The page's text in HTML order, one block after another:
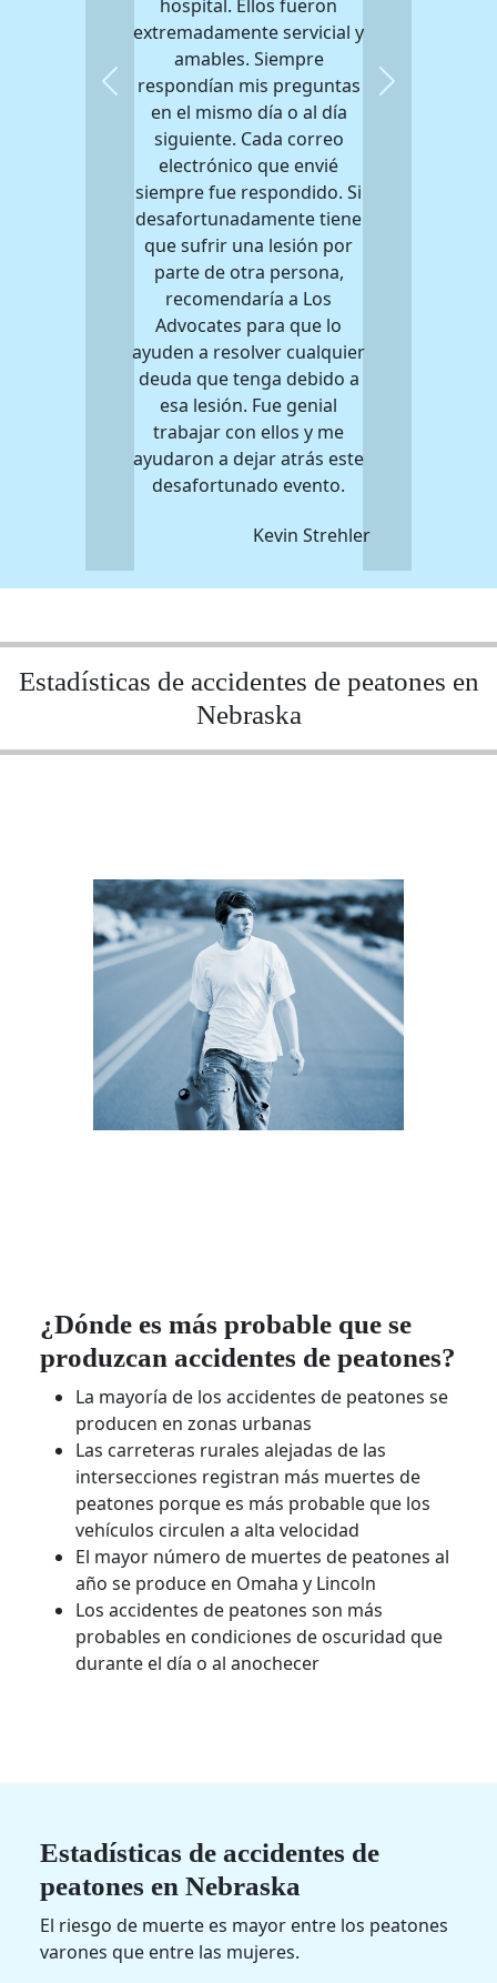
hospital. Ellos fueron
extremadamente servicial y
amables. Siempre
respondían mis preguntas
en el mismo día o al día
siguiente. Cada correo
electrónico que envié
siempre fue respondido. Si
desafortunadamente tiene
que sufrir una lesión por
parte de otra persona,
recomendaría a Los
Advocates para que lo
ayuden a resolver cualquier
deuda que tenga debido a
esa lesión. Fue genial
trabajar con ellos y me
ayudaron a dejar atrás este
desafortunado evento.
Kevin Strehler
Previous Next
Estadísticas de accidentes de peatones en
Nebraska
¿Dónde es más probable que se
produzcan accidentes de peatones?
La mayoría de los accidentes de peatones se
producen en zonas urbanas
Las carreteras rurales alejadas de las
intersecciones registran más muertes de
peatones porque es más probable que los
vehículos circulen a alta velocidad
El mayor número de muertes de peatones al
año se produce en Omaha y Lincoln
Los accidentes de peatones son más
probables en condiciones de oscuridad que
durante el día o al anochecer
Estadísticas de accidentes de
peatones en Nebraska
El riesgo de muerte es mayor entre los peatones
varones que entre las mujeres.